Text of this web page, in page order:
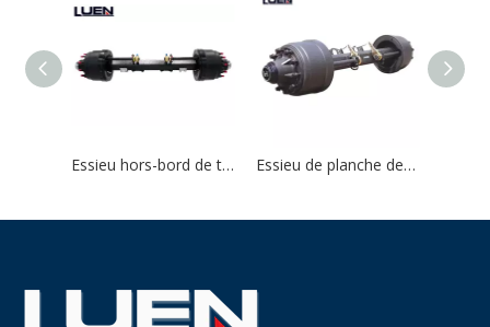
Essieu hors-bord de type américain 13T Essieu de planche de type américain 16T